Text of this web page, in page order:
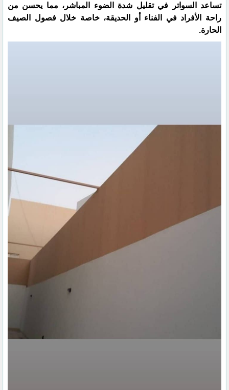
تساعد السواتر في تقليل شدة الضوء المباشر، مما يحسن من
راحة الأفراد في الفناء أو الحديقة، خاصة خلال فصول الصيف
الحارة.